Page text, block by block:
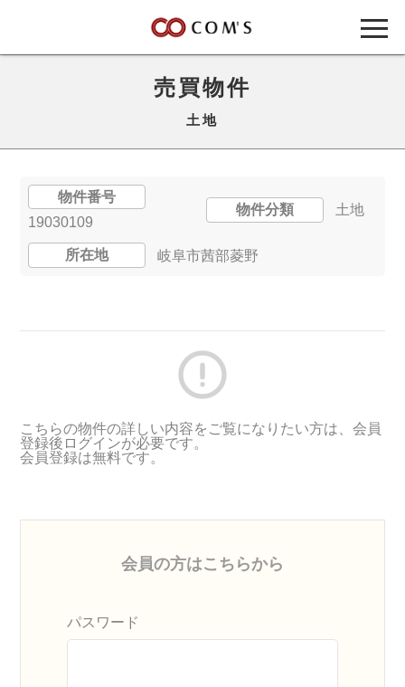
売買物件
土地
物件番号
19030109
物件分類 土地
所在地 岐阜市茜部菱野
こちらの物件の詳しい内容をご覧になりたい方は、会員
登録後ログインが必要です。
会員登録は無料です。
会員の方はこちらから
パスワード